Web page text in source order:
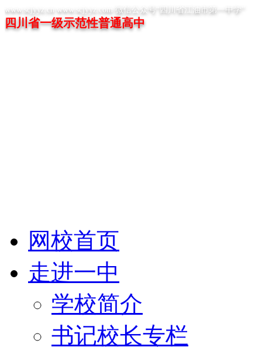
www.scjyyz.cn www.scjyyz.com 微信公众号“四川省江油市第一中学”
四川省一级示范性普通高中
网校首页
走进一中
学校简介
书记校长专栏